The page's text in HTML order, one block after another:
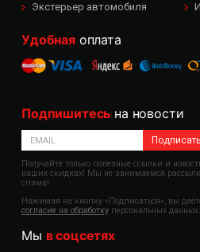
Экстерьер автомобиля
Удобнаяоплата
Подпишитесь на новости
Получайте только полезные ссылки и
наших скидках! Мы не занимаемся
спама!
Нажимая на кнопку «Подписаться», вы
согласие на обработку персональных данных.
Мы в соцсетях